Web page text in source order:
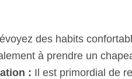
des habits
à prendre un
: Il est primordial de